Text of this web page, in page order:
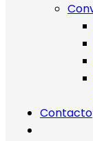
Contacto